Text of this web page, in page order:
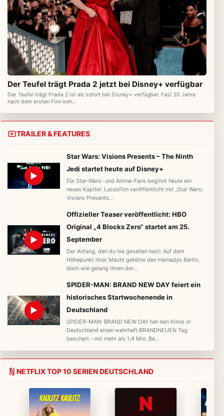
Der Teufel trägt Prada 2 jetzt bei Disney+ verfügbar
Der Teufel trägt Prada 2 ist ab sofort bei Disney+ verfügbar. Fast 20 Jahre
nach dem ersten Film keh…
TRAILER & FEATURES
▶
Star Wars: Visions Presents – The Ninth
Jedi startet heute auf Disney+
Für Star-Wars- und Anime-Fans beginnt heute ein
neues Kapitel: Lucasfilm veröffentlicht mit „Star Wars:
Visions Presents…
▶
Offizieller Teaser veröffentlicht: HBO
Original „4 Blocks Zero“ startet am 25.
September
Der Anfang, den du nie gesehen hast: Auf dem
Höhepunkt ihrer Macht gehörte den Hamadys Berlin,
doch wie gelang ihnen der…
▶
SPIDER-MAN: BRAND NEW DAY feiert ein
historisches Startwochenende in
Deutschland
SPIDER-MAN: BRAND NEW DAY hat den Kinos in
Deutschland einen wahrhaft BRANDNEUEN Tag
beschert – mit mehr als 1,4 Mio. Be…
NETFLIX TOP 10 SERIEN DEUTSCHLAND
N